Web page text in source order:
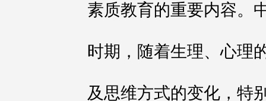
素质教育的重要内容。
时期，随着生理、心理
及思维方式的变化，特